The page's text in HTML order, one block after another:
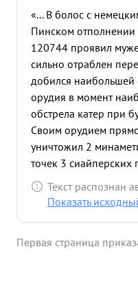
«... В болос с
Пинском
120744 проявил
сильно отраблен
добился наибольшей
орудия в момент
обстрела катер при
Своим орудием
уничтожил 2
точек 3 сиайперских
нехоты то подавил
обеспечил
гру зить рашитх на
Текст распознан
Показать
Первая страница